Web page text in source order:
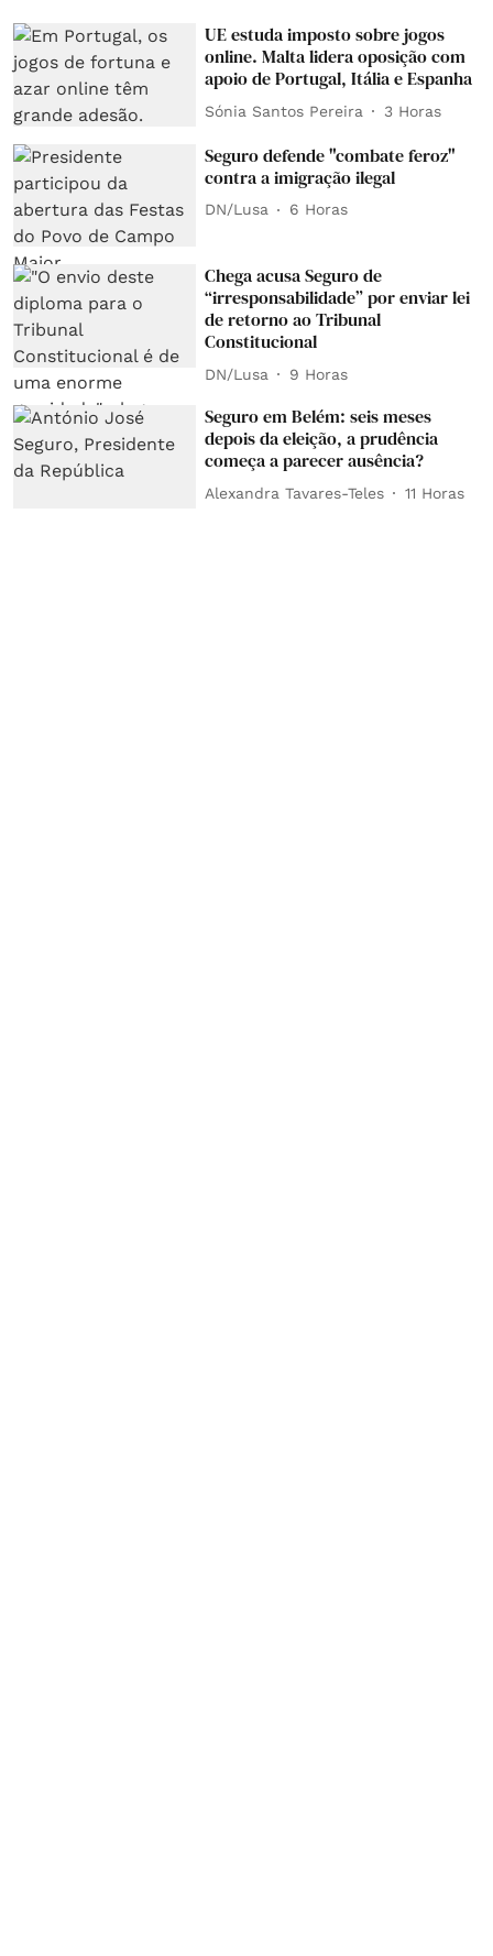
UE estuda imposto sobre jogos
online. Malta lidera oposição com
apoio de Portugal, Itália e Espanha
Sónia Santos Pereira 3 Horas
Seguro defende "combate feroz"
contra a imigração ilegal
DN/Lusa 6 Horas
Chega acusa Seguro de
“irresponsabilidade” por enviar lei
de retorno ao Tribunal
Constitucional
DN/Lusa 9 Horas
Seguro em Belém: seis meses
depois da eleição, a prudência
começa a parecer ausência?
Alexandra Tavares-Teles 11 Horas